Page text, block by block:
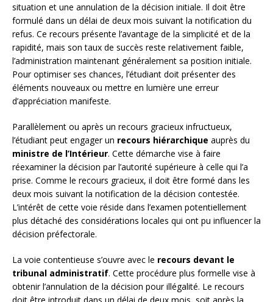
situation et une annulation de la décision initiale. Il doit être
formulé dans un délai de deux mois suivant la notification du
refus. Ce recours présente l’avantage de la simplicité et de la
rapidité, mais son taux de succès reste relativement faible,
l’administration maintenant généralement sa position initiale.
Pour optimiser ses chances, l’étudiant doit présenter des
éléments nouveaux ou mettre en lumière une erreur
d’appréciation manifeste.
Parallèlement ou après un recours gracieux infructueux,
l’étudiant peut engager un recours hiérarchique auprès du
ministre de l’Intérieur. Cette démarche vise à faire
réexaminer la décision par l’autorité supérieure à celle qui l’a
prise. Comme le recours gracieux, il doit être formé dans les
deux mois suivant la notification de la décision contestée.
L’intérêt de cette voie réside dans l’examen potentiellement
plus détaché des considérations locales qui ont pu influencer la
décision préfectorale.
La voie contentieuse s’ouvre avec le recours devant le
tribunal administratif. Cette procédure plus formelle vise à
obtenir l’annulation de la décision pour illégalité. Le recours